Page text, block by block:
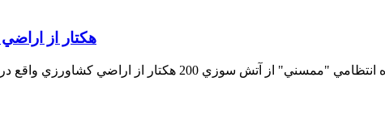
200 هكتار از